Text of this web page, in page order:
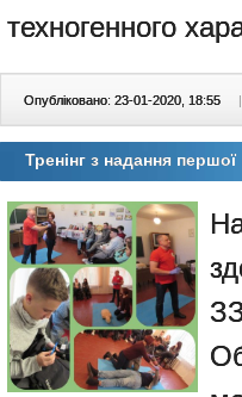
техногенного
Опубліковано: 23-01-2020, 18:55 |
Тренінг з надання